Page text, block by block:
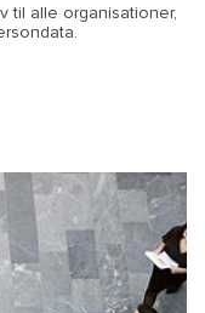
til alle organisationer,